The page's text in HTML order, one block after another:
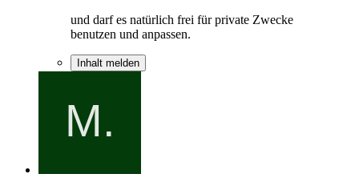
und darf es natürlich frei für private Zwecke
benutzen und anpassen.
Inhalt melden